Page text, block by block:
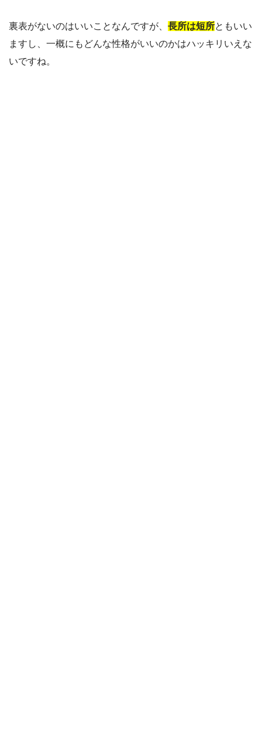
裏表がないのはいいことなんですが、 長所は短所ともいい
ますし、一概にもどんな性格がいいのかはハッキリいえな
いですね。